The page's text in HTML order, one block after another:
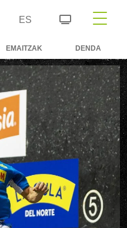
ES
EMAITZAK DENDA